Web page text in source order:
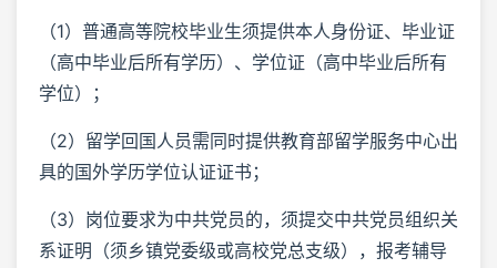
（1）普通高等院校毕业生须提供本人身份证、毕业证
（高中毕业后所有学历）、学位证（高中毕业后所有
学位）；
（2）留学回国人员需同时提供教育部留学服务中心出
具的国外学历学位认证证书；
（3）岗位要求为中共党员的，须提交中共党员组织关
系证明（须乡镇党委级或高校党总支级），报考辅导